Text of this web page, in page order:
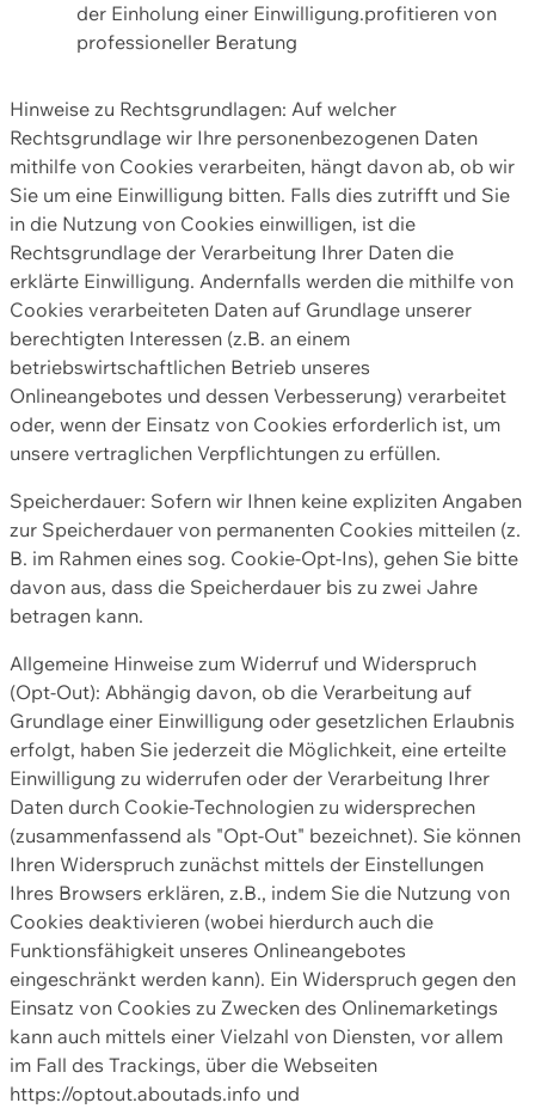
der Einholung einer Einwilligung.profitieren von
professioneller Beratung
Hinweise zu Rechtsgrundlagen: Auf welcher
Rechtsgrundlage wir Ihre personenbezogenen Daten
mithilfe von Cookies verarbeiten, hängt davon ab, ob wir
Sie um eine Einwilligung bitten. Falls dies zutrifft und Sie
in die Nutzung von Cookies einwilligen, ist die
Rechtsgrundlage der Verarbeitung Ihrer Daten die
erklärte Einwilligung. Andernfalls werden die mithilfe von
Cookies verarbeiteten Daten auf Grundlage unserer
berechtigten Interessen (z.B. an einem
betriebswirtschaftlichen Betrieb unseres
Onlineangebotes und dessen Verbesserung) verarbeitet
oder, wenn der Einsatz von Cookies erforderlich ist, um
unsere vertraglichen Verpflichtungen zu erfüllen.
Speicherdauer: Sofern wir Ihnen keine expliziten Angaben
zur Speicherdauer von permanenten Cookies mitteilen (z.
B. im Rahmen eines sog. Cookie-Opt-Ins), gehen Sie bitte
davon aus, dass die Speicherdauer bis zu zwei Jahre
betragen kann.
Allgemeine Hinweise zum Widerruf und Widerspruch
(Opt-Out): Abhängig davon, ob die Verarbeitung auf
Grundlage einer Einwilligung oder gesetzlichen Erlaubnis
erfolgt, haben Sie jederzeit die Möglichkeit, eine erteilte
Einwilligung zu widerrufen oder der Verarbeitung Ihrer
Daten durch Cookie-Technologien zu widersprechen
(zusammenfassend als "Opt-Out" bezeichnet). Sie können
Ihren Widerspruch zunächst mittels der Einstellungen
Ihres Browsers erklären, z.B., indem Sie die Nutzung von
Cookies deaktivieren (wobei hierdurch auch die
Funktionsfähigkeit unseres Onlineangebotes
eingeschränkt werden kann). Ein Widerspruch gegen den
Einsatz von Cookies zu Zwecken des Onlinemarketings
kann auch mittels einer Vielzahl von Diensten, vor allem
im Fall des Trackings, über die Webseiten
https://optout.aboutads.info und